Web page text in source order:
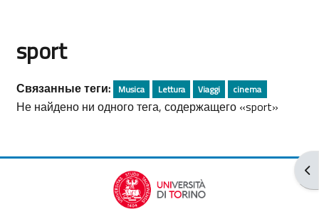
sport
Связанные теги: Musica Lettura Viaggi cinema
Не найдено ни одного тега, содержащего «sport»